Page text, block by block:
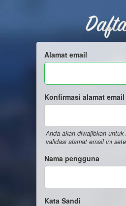
Alamat email
Konfirmasi alamat email
Anda akan diwajibkan untuk
validasi alamat email ini
Nama pengguna
Kata Sandi